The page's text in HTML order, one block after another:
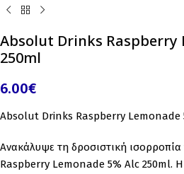
Absolut Drinks Raspberry
250ml
6.00€
Absolut Drinks Raspberry Lemonade
Ανακάλυψε τη δροσιστική
Raspberry Lemonade 5% Alc 250ml.